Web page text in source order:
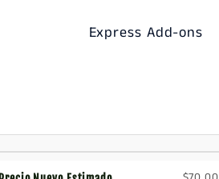
Express Add-ons